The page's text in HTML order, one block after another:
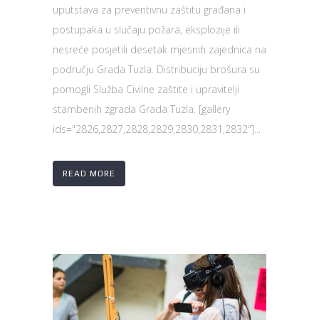
uputstava za preventivnu zaštitu građana i
postupaka u slučaju požara, eksplozije ili
nesreće posjetili desetak mjesnih zajednica na
području Grada Tuzla. Distribuciju brošura su
pomogli Služba Civilne zaštite i upravitelji
stambenih zgrada Grada Tuzla. [gallery
ids="2826,2827,2828,2829,2830,2831,2832"]...
READ MORE